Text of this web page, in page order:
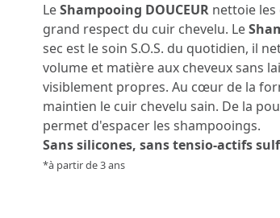
LeShampooing DOUCEUR nettoie les
grand respect du cuir chevelu. Le
sec est le soin S.O.S. du quotidien, il
volume et matière aux cheveux sans
visiblement propres. Au cœur de la
maintien le cuir chevelu sain. De la
permet d'espacer les shampooings.
Sans silicones, sans tensio-actifs
*à partir de 3 ans